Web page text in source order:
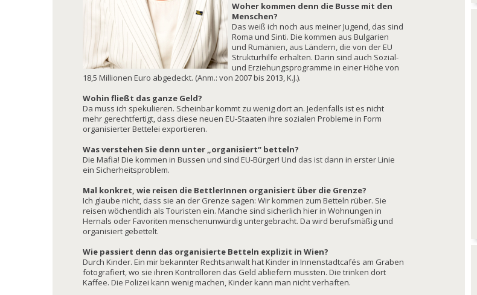
Woher kommen denn die Busse mit den
Menschen?
Das weiß ich noch aus meiner Jugend, das sind
Roma und Sinti. Die kommen aus Bulgarien
und Rumänien, aus Ländern, die von der EU
Strukturhilfe erhalten. Darin sind auch Sozial-
und Erziehungsprogramme in einer Höhe von
18,5 Millionen Euro abgedeckt. (Anm.: von 2007 bis 2013, K.J.).
Wohin fließt das ganze Geld?
Da muss ich spekulieren. Scheinbar kommt zu wenig dort an. Jedenfalls ist es nicht
mehr gerechtfertigt, dass diese neuen EU-Staaten ihre sozialen Probleme in Form
organisierter Bettelei exportieren.
Was verstehen Sie denn unter „organisiert“ betteln?
Die Mafia! Die kommen in Bussen und sind EU-Bürger! Und das ist dann in erster Linie
ein Sicherheitsproblem.
Mal konkret, wie reisen die BettlerInnen organisiert über die Grenze?
Ich glaube nicht, dass sie an der Grenze sagen: Wir kommen zum Betteln rüber. Sie
reisen wöchentlich als Touristen ein. Manche sind sicherlich hier in Wohnungen in
Hernals oder Favoriten menschenunwürdig untergebracht. Da wird berufsmäßig und
organisiert gebettelt.
Wie passiert denn das organisierte Betteln explizit in Wien?
Durch Kinder. Ein mir bekannter Rechtsanwalt hat Kinder in Innenstadtcafés am Graben
fotografiert, wo sie ihren Kontrolloren das Geld abliefern mussten. Die trinken dort
Kaffee. Die Polizei kann wenig machen, Kinder kann man nicht verhaften.